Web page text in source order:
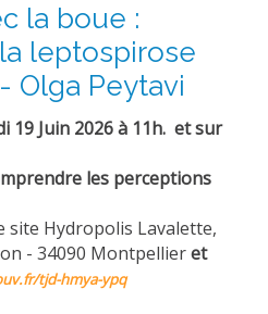
la boue :
leptospirose
Olga Peytavi
19 Juin 2026 à 11h. et sur
les perceptions
site Hydropolis Lavalette,
- 34090 Montpellieret
tjd-hmya-ypq